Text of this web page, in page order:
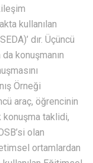
kullanılan
dır. Üçüncü
konuşmanın
Örneği
araç, öğrencinin
taklidi,
olan
ortamlardan